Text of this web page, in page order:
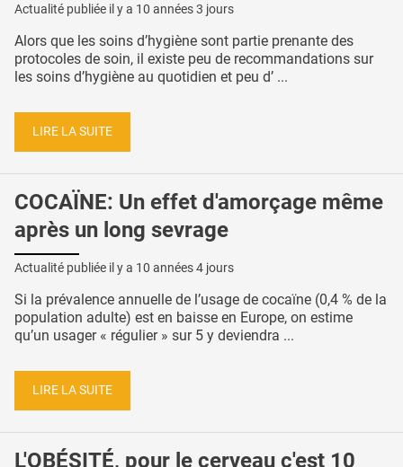
Actualité publiée il y a 10 années 3 jours
Alors que les soins d’hygiène sont partie prenante des
protocoles de soin, il existe peu de recommandations sur
les soins d’hygiène au quotidien et peu d’ ...
LIRE LA SUITE
COCAÏNE: Un effet d'amorçage même
après un long sevrage
Actualité publiée il y a 10 années 4 jours
Si la prévalence annuelle de l’usage de cocaïne (0,4 % de la
population adulte) est en baisse en Europe, on estime
qu’un usager « régulier » sur 5 y deviendra ...
LIRE LA SUITE
L'OBÉSITÉ, pour le cerveau c'est 10